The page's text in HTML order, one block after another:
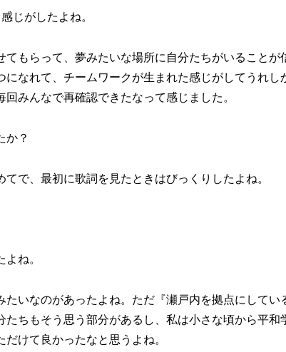
じがしたよね。
もらって、夢みたいな場所に自分たちがいることが
なれて、チームワークが生まれた感じがしてうれし
みんなで再確認できたなって感じました。
か？
で、最初に歌詞を見たときはびっくりしたよね。
ね。
いなのがあったよね。ただ『瀬戸内を拠点にしてい
ちもそう思う部分があるし、私は小さな頃から平和
けて良かったなと思うよね。